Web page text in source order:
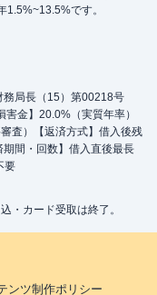
です。
局長（15）第00218号
金】20.0%（実質年率）
査）【返済方式】借入後残
間・回数】借入直後最長
要
・カード受取は終了。
ンツ制作ポリシー